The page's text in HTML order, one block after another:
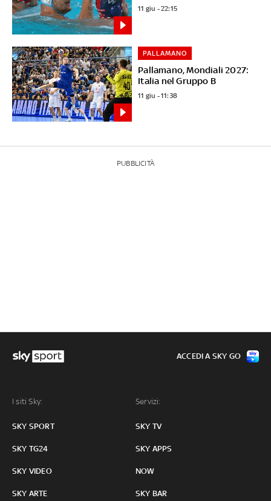
11 giu - 22:15
Pallamano, Mondiali 2027:
Italia nel Gruppo B
PALLAMANO
11 giu - 11:38
PUBBLICITÀ
I siti Sky:
SKY SPORT
SKY TG24
SKY VIDEO
SKY ARTE
Servizi:
SKY TV
SKY APPS
NOW
SKY BAR
ACCEDI A SKY GO